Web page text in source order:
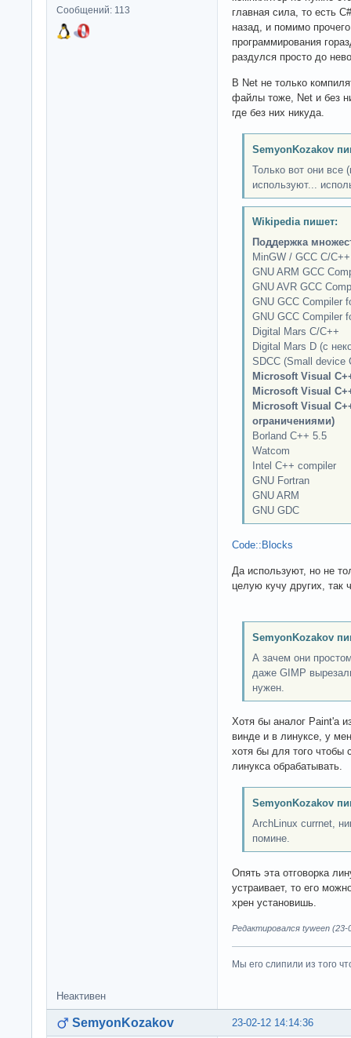
Сообщений: 113
главная сила, то есть
назад, и помимо
программирования
раздулся просто до
В Net не только
файлы тоже, Net и без
где без них никуда.
SemyonKozakov
Только вот они все
используют...
Wikipedia пишет:
Поддержка
MinGW / GCC C/C++
GNU ARM GCC
GNU AVR GCC
GNU GCC Compiler
GNU GCC Compiler
Digital Mars C/C++
Digital Mars D (с
SDCC (Small device
Microsoft Visual
Microsoft Visual
Microsoft Visual
ограничениями)
Borland C++ 5.5
Watcom
Intel C++ compiler
GNU Fortran
GNU ARM
GNU GDC
Code::Blocks
Да используют, но не
целую кучу других, так
SemyonKozakov
А зачем они
даже GIMP
нужен.
Хотя бы аналог Paint'а
винде и в линуксе, у
хотя бы для того чтобы
линукса обрабатывать.
SemyonKozakov
ArchLinux currnet,
помине.
Опять эта отговорка
устраивает, то его
хрен установишь.
Редактировался tyween (23-
Мы его слипили из того
Неактивен
23-02-12 14:14:36
SemyonKozakov